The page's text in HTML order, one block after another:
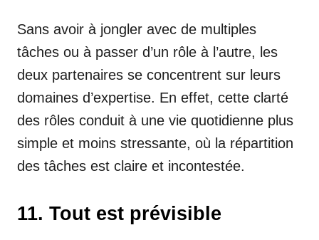
Sans avoir à jongler avec de multiples
tâches ou à passer d’un rôle à l’autre, les
deux partenaires se concentrent sur leurs
domaines d’expertise. En effet, cette clarté
des rôles conduit à une vie quotidienne plus
simple et moins stressante, où la répartition
des tâches est claire et incontestée.
11. Tout est prévisible